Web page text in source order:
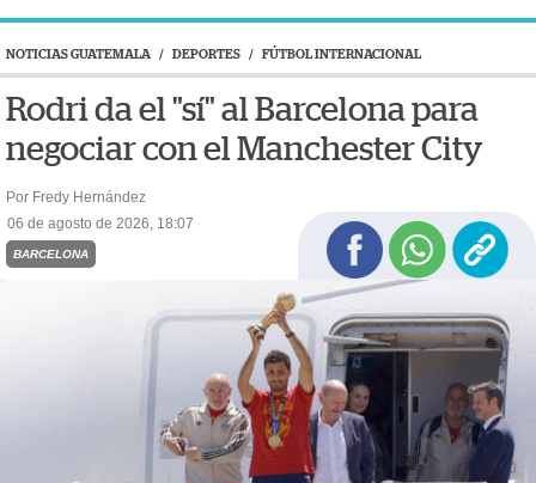
NOTICIAS GUATEMALA / DEPORTES / FÚTBOL INTERNACIONAL
Rodri da el "sí" al Barcelona para
negociar con el Manchester City
Por Fredy Hernández
06 de agosto de 2026, 18:07
BARCELONA